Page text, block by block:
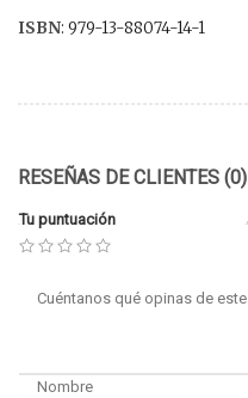
ISBN: 979-13-88074-14-1
RESEÑAS DE CLIENTES (0)
Tu puntuación